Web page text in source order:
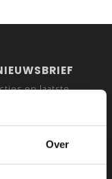
Over
en laatste